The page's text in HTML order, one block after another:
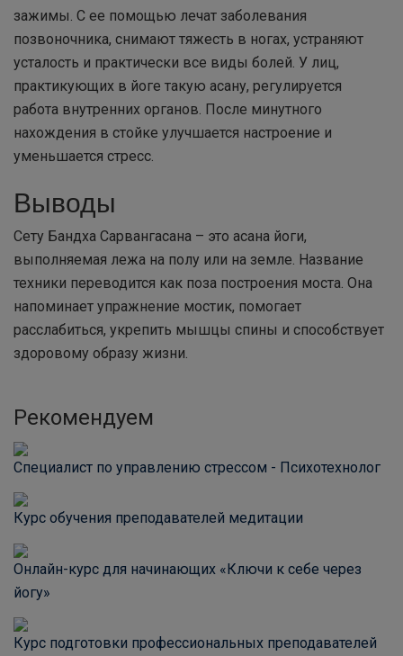
зажимы. С ее помощью лечат заболевания
позвоночника, снимают тяжесть в ногах, устраняют
усталость и практически все виды болей. У лиц,
практикующих в йоге такую асану, регулируется
работа внутренних органов. После минутного
нахождения в стойке улучшается настроение и
уменьшается стресс.
Выводы
Сету Бандха Сарвангасана – это асана йоги,
выполняемая лежа на полу или на земле. Название
техники переводится как поза построения моста. Она
напоминает упражнение мостик, помогает
расслабиться, укрепить мышцы спины и способствует
здоровому образу жизни.
Рекомендуем
Специалист по управлению стрессом - Психотехнолог
Курс обучения преподавателей медитации
Онлайн-курс для начинающих «Ключи к себе через
йогу»
Курс подготовки профессиональных преподавателей